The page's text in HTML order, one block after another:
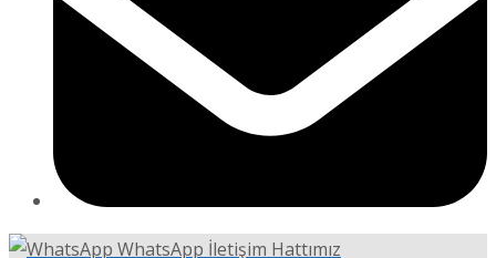
WhatsApp İletişim Hattımız